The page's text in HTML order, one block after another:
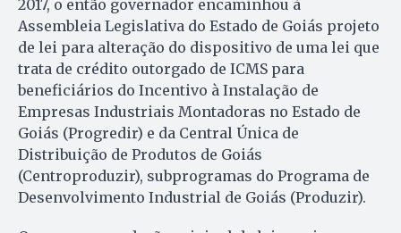
2017, o então governador encaminhou à
Assembleia Legislativa do Estado de Goiás projeto
de lei para alteração do dispositivo de uma lei que
trata de crédito outorgado de ICMS para
beneficiários do Incentivo à Instalação de
Empresas Industriais Montadoras no Estado de
Goiás (Progredir) e da Central Única de
Distribuição de Produtos de Goiás
(Centroproduzir), subprogramas do Programa de
Desenvolvimento Industrial de Goiás (Produzir).